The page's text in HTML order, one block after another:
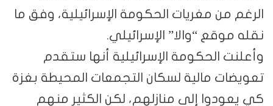
الرغم من مغريات الحكومة الإسرائيلية، وفق ما
نقله موقع “والا” الإسرائيلي.
وأعلنت الحكومة الإسرائيلية أنها ستقدم
تعويضات مالية لسكان التجمعات المحيطة بغزة
كي يعودوا إلى منازلهم، لكن الكثير منهم